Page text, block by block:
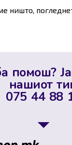
ништо,
помош?
нашиот
075 44 88